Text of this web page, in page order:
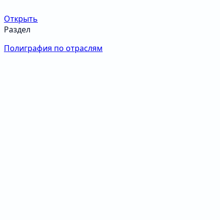
Открыть
Раздел
Полиграфия по отраслям